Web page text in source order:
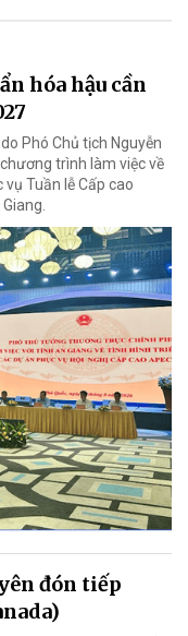
hóa hậu cần
Phó Chủ tịch Nguyễn
trình làm việc về
Tuần lễ Cấp cao
đón tiếp